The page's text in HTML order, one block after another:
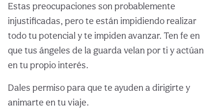
Estas preocupaciones son probablemente
injustificadas, pero te están impidiendo realizar
todo tu potencial y te impiden avanzar. Ten fe en
que tus ángeles de la guarda velan por ti y actúan
en tu propio interés.
Dales permiso para que te ayuden a dirigirte y
animarte en tu viaje.